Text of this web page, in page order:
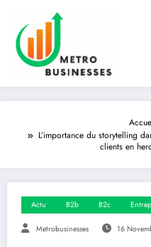
contenu
L’importance du storytelling
clients en
Actu B2b B2c
Metrobusinesses 16